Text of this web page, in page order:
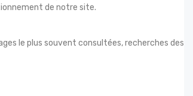
de notre site.
le plus souvent consultées, recherches des